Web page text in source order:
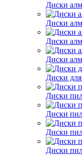
Диски
Диски
Диски
Диски
Диски
Диски
Диски
Диски
Диски